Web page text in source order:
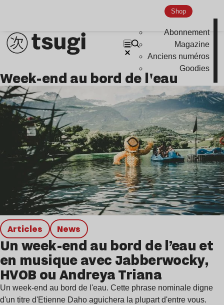
Shop
Abonnement
Magazine
Anciens numéros
Goodies
Week-end au bord de l'eau
Articles news
Un week-end au bord de l’eau et
en musique avec Jabberwocky,
HVOB ou Andreya Triana
Un week-end au bord de l'eau. Cette phrase nominale digne
d'un titre d'Etienne Daho aguichera la plupart d'entre vous.